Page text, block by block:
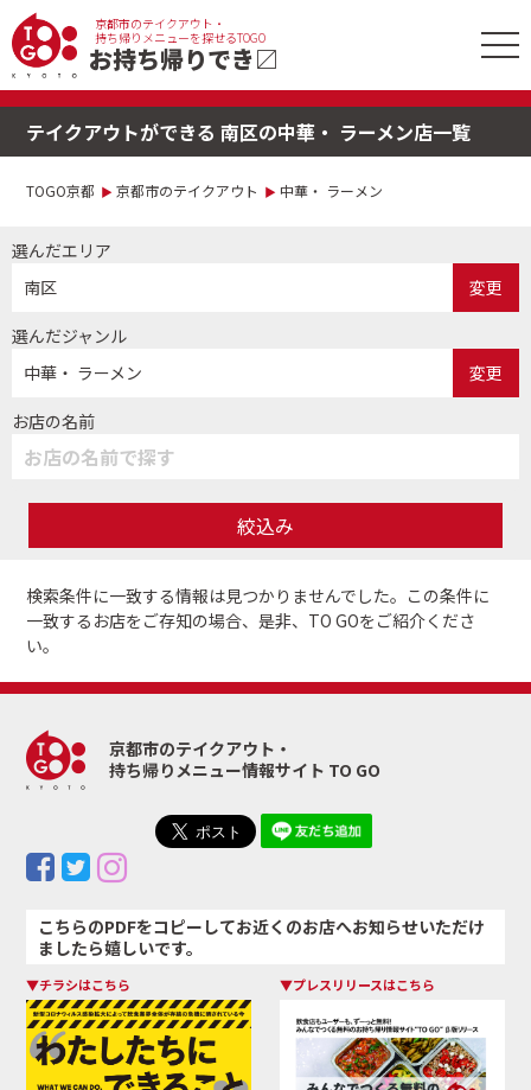
京都市のテイクアウト・
持ち帰りメニューを探せるTOGO
お持ち帰りでき〼
テイクアウトができる 南区の中華・ ラーメン店一覧
TOGO京都 京都市のテイクアウト 中華・ ラーメン
選んだエリア
南区
変更
選んだジャンル
中華・ ラーメン
変更
お店の名前
絞込み
検索条件に一致する情報は見つかりませんでした。 この条件に
一致するお店をご存知の場合、是非、TO GOをご紹介くださ
い。
京都市のテイクアウト・
持ち帰りメニュー情報サイト TO GO
こちらのPDFをコピーしてお近くのお店へお知らせいただけ
ましたら嬉しいです。
▼チラシはこちら ▼プレスリリースはこちら